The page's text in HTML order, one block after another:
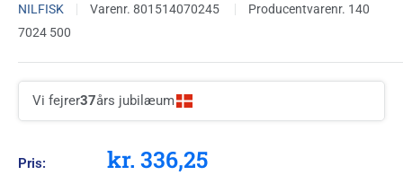
NILFISK Varenr. 801514070245 Producentvarenr. 140
7024 500
Vi fejrer37års jubilæum
Pris: Kampagnepris
kr. 336,25